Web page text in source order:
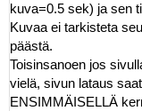
kuva=0.5 sek) ja sen
Kuvaa ei tarkisteta
päästä.
Toisinsanoen jos
vielä, sivun lataus
ENSIMMÄISELLÄ